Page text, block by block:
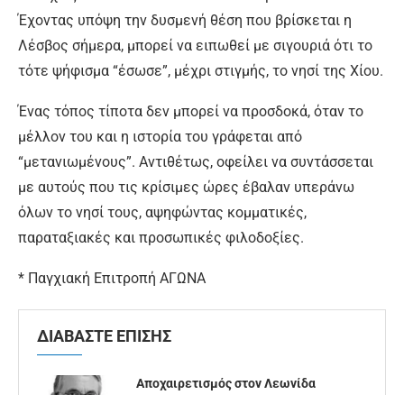
Έχοντας υπόψη την δυσμενή θέση που βρίσκεται η
Λέσβος σήμερα, μπορεί να ειπωθεί με σιγουριά ότι το
τότε ψήφισμα “έσωσε”, μέχρι στιγμής, το νησί της Χίου.
Ένας τόπος τίποτα δεν μπορεί να προσδοκά, όταν το
μέλλον του και η ιστορία του γράφεται από
“μετανιωμένους”. Αντιθέτως, οφείλει να συντάσσεται
με αυτούς που τις κρίσιμες ώρες έβαλαν υπεράνω
όλων το νησί τους, αψηφώντας κομματικές,
παραταξιακές και προσωπικές φιλοδοξίες.
* Παγχιακή Επιτροπή ΑΓΩΝΑ
ΔΙΑΒΑΣΤΕ ΕΠΙΣΗΣ
Αποχαιρετισμός στον Λεωνίδα